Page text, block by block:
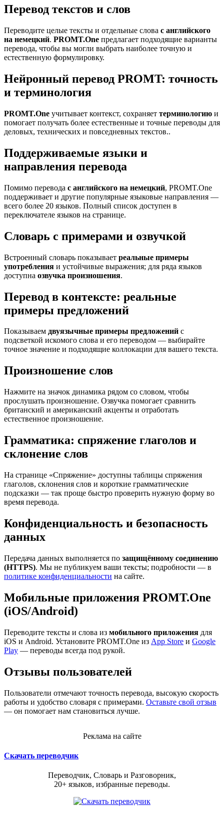
Перевод текстов и слов
Переводите целые тексты и отдельные слова с английского
на немецкий. PROMT.One предлагает подходящие варианты
перевода, чтобы вы могли выбрать наиболее точную и
естественную формулировку.
Нейронный перевод PROMT: точность
и терминология
PROMT.One учитывает контекст, сохраняет терминологию и
помогает получать более естественные и точные переводы для
деловых, технических и повседневных текстов..
Поддерживаемые языки и
направления перевода
Помимо перевода с английского на немецкий, PROMT.One
поддерживает и другие популярные языковые направления —
всего более 20 языков. Полный список доступен в
переключателе языков на странице.
Словарь с примерами и озвучкой
Встроенный словарь показывает реальные примеры
употребления и устойчивые выражения; для ряда языков
доступна озвучка произношения.
Перевод в контексте: реальные
примеры предложений
Показываем двуязычные примеры предложений с
подсветкой искомого слова и его переводом — выбирайте
точное значение и подходящие коллокации для вашего текста.
Произношение слов
Нажмите на значок динамика рядом со словом, чтобы
прослушать произношение. Озвучка помогает сравнить
британский и американский акценты и отработать
естественное произношение.
Грамматика: спряжение глаголов и
склонение слов
На странице «Спряжение» доступны таблицы спряжения
глаголов, склонения слов и короткие грамматические
подсказки — так проще быстро проверить нужную форму во
время перевода.
Конфиденциальность и безопасность
данных
Передача данных выполняется по защищённому соединению
(HTTPS). Мы не публикуем ваши тексты; подробности — в
политике конфиденциальности на сайте.
Мобильные приложения PROMT.One
(iOS/Android)
Переводите тексты и слова из мобильного приложения для
iOS и Android. Установите PROMT.One из App Store и Google
Play — переводы всегда под рукой.
Отзывы пользователей
Пользователи отмечают точность перевода, высокую скорость
работы и удобство словаря с примерами. Оставьте свой отзыв
— он помогает нам становиться лучше.
Реклама на сайте
Скачать переводчик
Переводчик, Словарь и Разговорник,
20+ языков, избранные переводы.